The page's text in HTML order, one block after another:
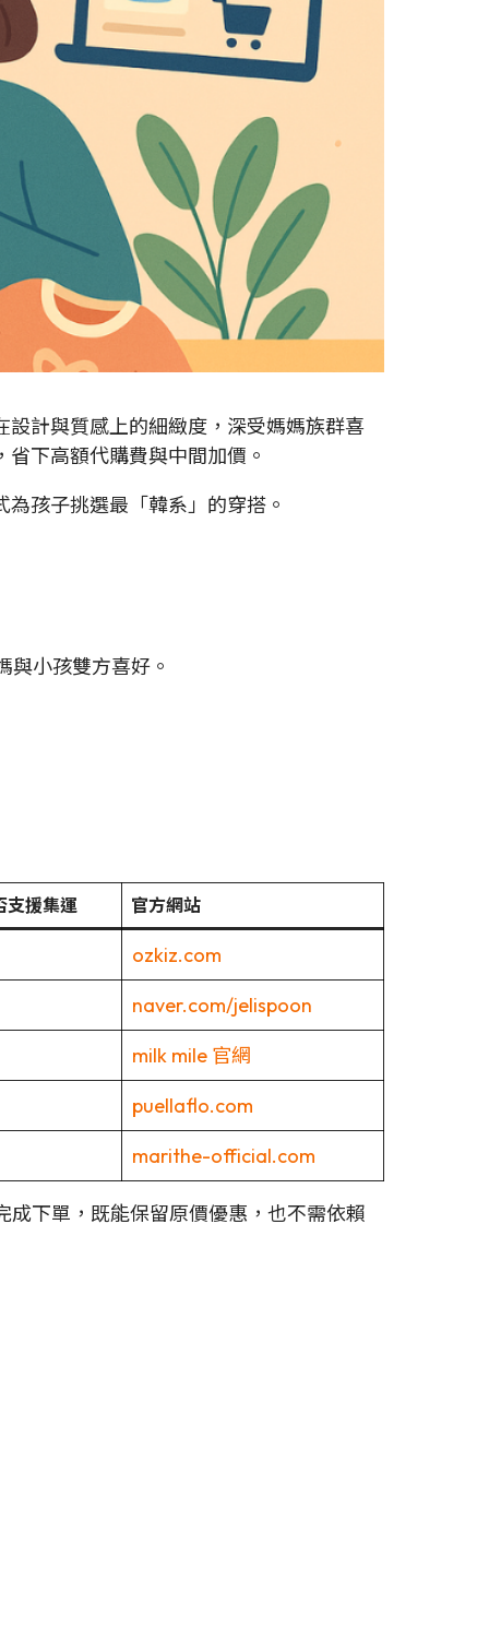
計與質感上的細緻度，深受媽媽族群喜
下高額代購費與中間加價。
孩子挑選最「韓系」的穿搭。
與小孩雙方喜好。
支援集運 官方網站
ozkiz.com
naver.com/jelispoon
milk mile 官網
puellaflo.com
marithe-official.com
成下單，既能保留原價優惠，也不需依賴